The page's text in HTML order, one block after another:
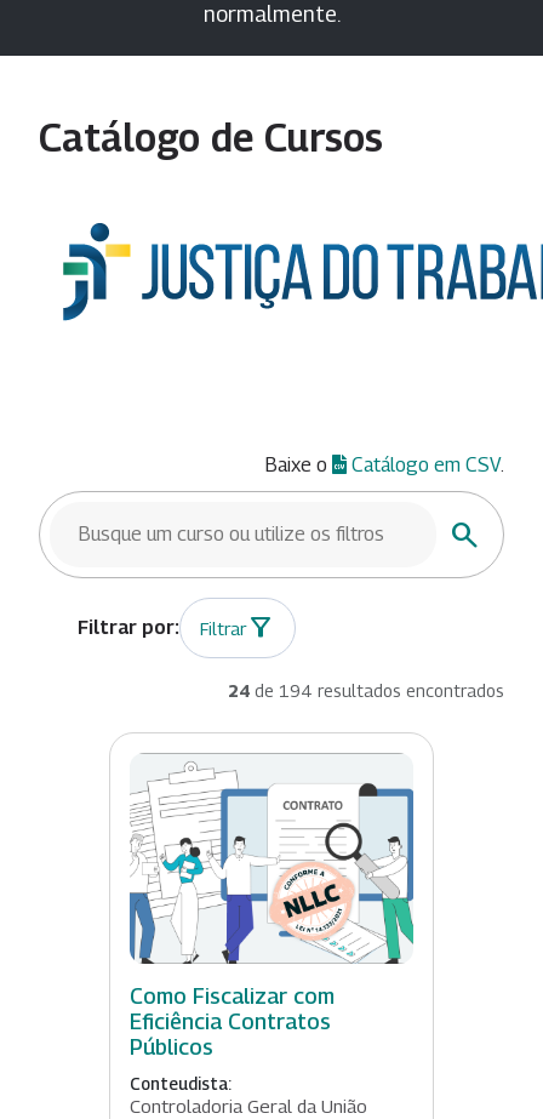
normalmente.
Catálogo de Cursos
Baixe o Catálogo em CSV.
BUSCAR CURSOS
Buscar
Filtrar
24 de 194 resultados encontrados
Como Fiscalizar com
Eficiência Contratos
Públicos
Conteudista:
Controladoria Geral da União